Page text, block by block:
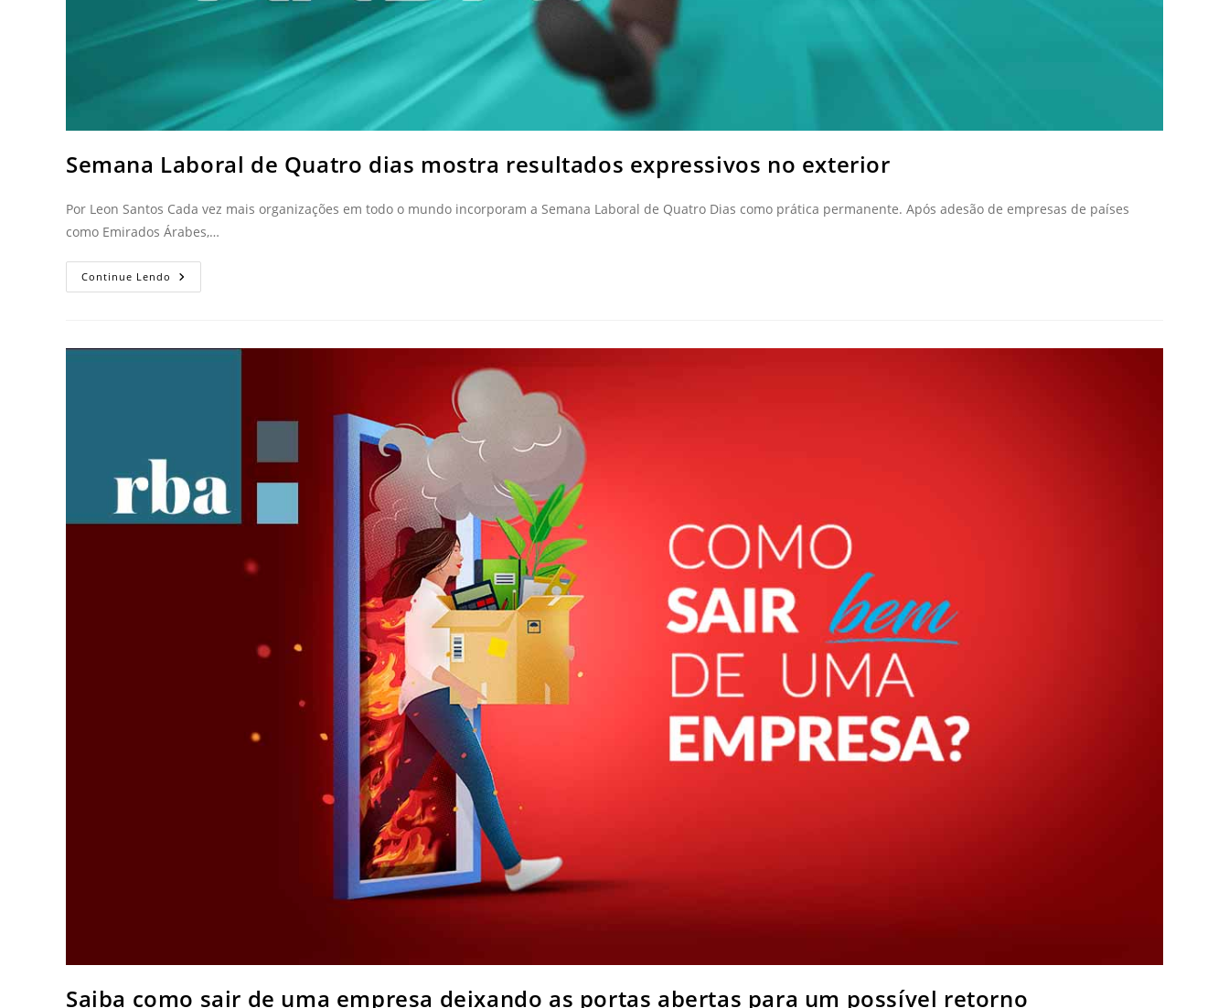
Semana Laboral de Quatro dias mostra resultados expressivos no exterior
Por Leon Santos Cada vez mais organizações em todo o mundo incorporam a Semana Laboral de Quatro Dias como prática permanente. Após adesão de empresas de países
como Emirados Árabes,…
Continue Lendo
Saiba como sair de uma empresa deixando as portas abertas para um possível retorno